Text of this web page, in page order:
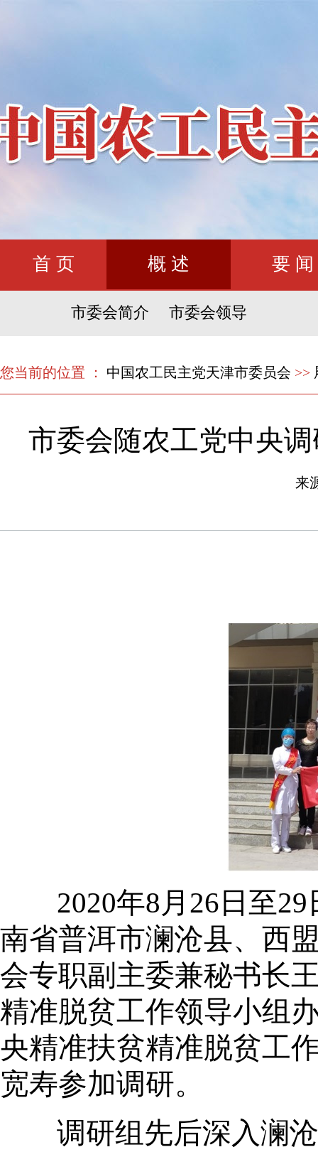
首 页 概 述 要 闻
市委会简介 市委会领导
您当前的位置 ： 中国农工民主党天津市委员会 >>
市委会随农工党中央
来
2020年8月26日至
南省普洱市澜沧县、西
会专职副主委兼秘书长
精准脱贫工作领导小组
央精准扶贫精准脱贫工
宽寿参加调研。
调研组先后深入澜